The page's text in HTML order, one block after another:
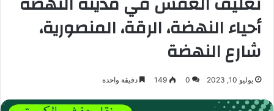
أحياء النهضة، الرقة، المنصورية،
شارع النهضة
يوليو 10, 2023 0
149 دقيقة واحدة